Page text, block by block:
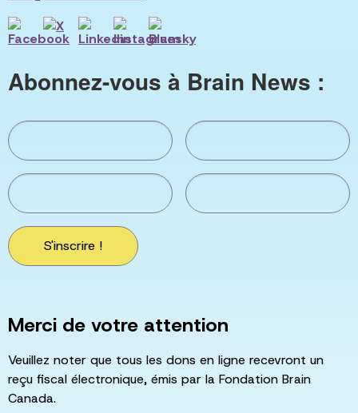
Abonnez-vous à Brain News :
S'inscrire !
Merci de votre attention
Veuillez noter que tous les dons en ligne recevront un
reçu fiscal électronique, émis par la Fondation Brain
Canada.